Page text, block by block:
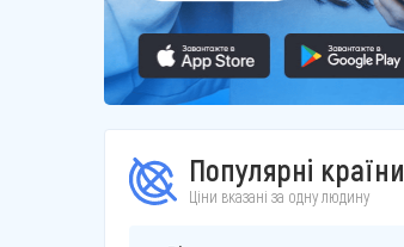
Популярні країни
Ціни вказані за одну людину